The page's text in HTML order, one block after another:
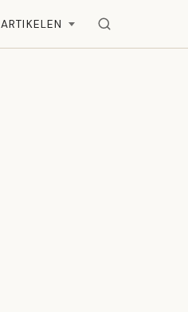
ARTIKELEN